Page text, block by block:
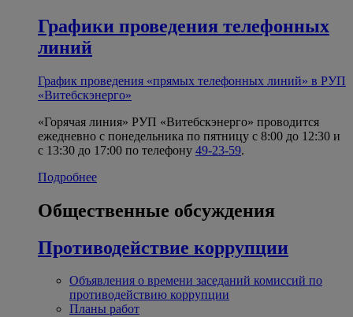
Графики проведения телефонных
линий
График проведения «прямых телефонных линий» в РУП
«Витебскэнерго»
«Горячая линия» РУП «Витебскэнерго» проводится
ежедневно с понедельника по пятницу с 8:00 до 12:30 и
с 13:30 до 17:00 по телефону 49-23-59.
Подробнее
Общественные обсуждения
Противодействие коррупции
Объявления о времени заседаний комиссий по
противодействию коррупции
Планы работ